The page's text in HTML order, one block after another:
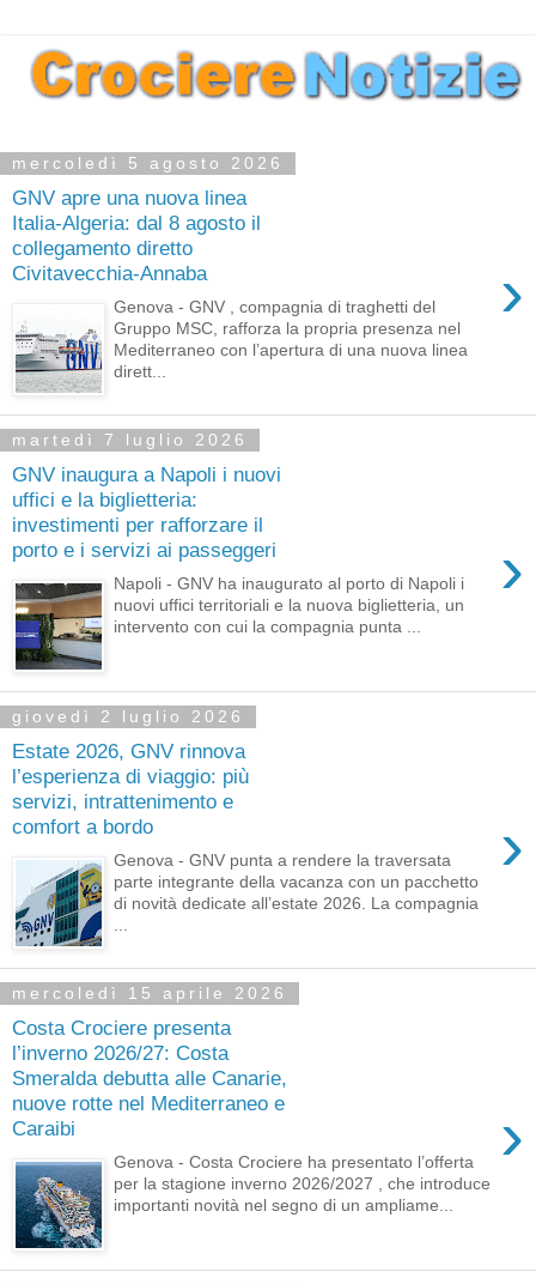
mercoledì 5 agosto 2026
GNV apre una nuova linea
Italia-Algeria: dal 8 agosto il
collegamento diretto
Civitavecchia-Annaba
›
Genova - GNV , compagnia di traghetti del
Gruppo MSC, rafforza la propria presenza nel
Mediterraneo con l’apertura di una nuova linea
dirett...
martedì 7 luglio 2026
GNV inaugura a Napoli i nuovi
uffici e la biglietteria:
investimenti per rafforzare il
porto e i servizi ai passeggeri
›
Napoli - GNV ha inaugurato al porto di Napoli i
nuovi uffici territoriali e la nuova biglietteria, un
intervento con cui la compagnia punta ...
giovedì 2 luglio 2026
Estate 2026, GNV rinnova
l’esperienza di viaggio: più
servizi, intrattenimento e
comfort a bordo
›
Genova - GNV punta a rendere la traversata
parte integrante della vacanza con un pacchetto
di novità dedicate all’estate 2026. La compagnia
...
mercoledì 15 aprile 2026
Costa Crociere presenta
l’inverno 2026/27: Costa
Smeralda debutta alle Canarie,
nuove rotte nel Mediterraneo e
Caraibi
›
Genova - Costa Crociere ha presentato l’offerta
per la stagione inverno 2026/2027 , che introduce
importanti novità nel segno di un ampliame...